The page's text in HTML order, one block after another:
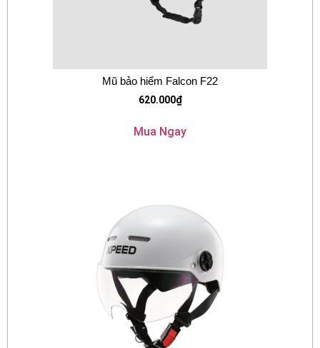
Mũ bảo hiểm Falcon F22
620.000₫
Mua Ngay